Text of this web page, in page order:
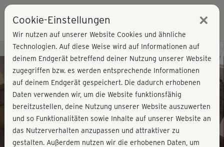
Play
Video
Kursvorschau - Jetzt mitmachen!
Cookie-Einstellungen ×
Wir nutzen auf unserer Website Cookies und ähnliche
Technologien. Auf diese Weise wird auf Informationen auf
deinem Endgerät betreffend deiner Nutzung unserer Website
zugegriffen bzw. es werden entsprechende Informationen
auf deinem Endgerät gespeichert. Die dadurch erhobenen
Daten verwenden wir, um die Website funktionsfähig
bereitzustellen, deine Nutzung unserer Website auszuwerten
und so Funktionalitäten sowie Inhalte auf unserer Website an
das Nutzerverhalten anzupassen und attraktiver zu
gestalten. Außerdem nutzen wir die erhobenen Daten, um